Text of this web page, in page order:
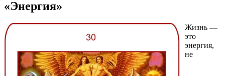
«Энергия»
Жизнь —
это
энергия,
не